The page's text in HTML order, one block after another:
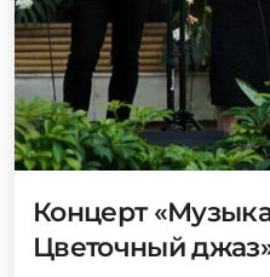
Концерт
Цветочный